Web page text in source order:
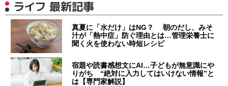
ライフ 最新記事
真夏に「水だけ」はNG？ 朝のだし、みそ
汁が「熱中症」防ぐ理由とは…管理栄養士に
聞く火を使わない時短レシピ
宿題や読書感想文にAI…子どもが無意識にや
りがち “絶対に入力してはいけない情報”と
は【専門家解説】